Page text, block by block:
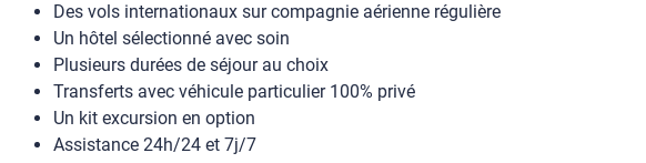
Des vols internationaux sur compagnie aérienne régulière
Un hôtel sélectionné avec soin
Plusieurs durées de séjour au choix
Transferts avec véhicule particulier 100% privé
Un kit excursion en option
Assistance 24h/24 et 7j/7